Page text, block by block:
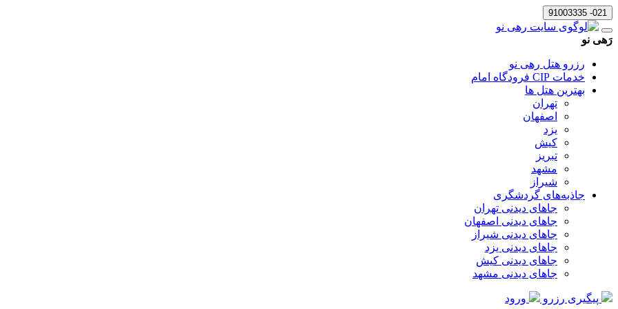
021- 91003335
رَهی نو
رزرو هتل رهی نو
خدمات CIP فرودگاه امام
بهترین هتل ها
تهران
اصفهان
یزد
کیش
تبریز
مشهد
شیراز
جاذبه‌های گردشگری
جاهای دیدنی تهران
جاهای دیدنی اصفهان
جاهای دیدنی شیراز
جاهای دیدنی یزد
جاهای دیدنی کیش
جاهای دیدنی مشهد
پیگیری رزرو ورود